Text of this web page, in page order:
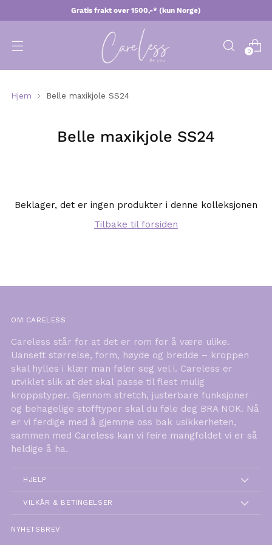
Gratis frakt over 1500,-* (kun Norge)
0
Hjem Belle maxikjole SS24
Belle maxikjole SS24
Beklager, det er ingen produkter i denne kolleksjonen
Tilbake til forsiden
OM CARELESS
Careless står for at det er rom for å være ulike.
Uansett størrelse, form, høyde og bredde – kroppen
skal hylles i klær man føler seg vel i. Careless er
utviklet slik at det skal passe til flest mulig
kroppstyper. Gjennom stretch, justerbare funksjoner
og behagelige stofftyper skal du føle deg BRA NOK. Nå
er vi ferdige med å gjemme oss bak usikkerheten,
sammen med Careless kan vi feire mangfoldet vi er så
heldige å ha.
HJELP
VILKÅR & BETINGELSER
NYHETSBREV